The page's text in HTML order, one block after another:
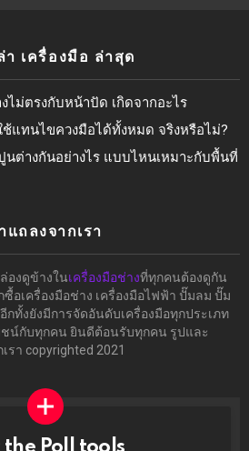
า เครื่องมือ ล่าสุด
ม่ตรงกับหน้าปัด เกิดจากอะไร
แทนไขควงมือได้ทั้งหมด จริงหรือไม่?
นต่างกันอย่างไร แบบไหนเหมาะกับพื้นที่
แถลงจากเรา
องดูข้างในเครื่องมือช่างที่ทุกคนต้องดูกัน
ซื้อเครื่องมือช่าง เครื่องมือไฟฟ้า ปั๊มลม ปั๊ม
กทั้งยังมีการจัดอันดับเครื่องมือทุกประเภท
ชน์กับทุกคน ยินดีต้อนรับทุกคน รูปและ
า copyrighted 2021